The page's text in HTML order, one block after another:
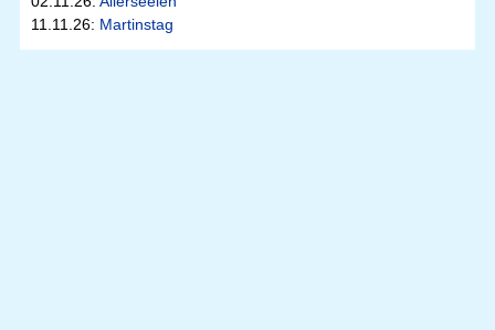
11.11.26: Martinstag